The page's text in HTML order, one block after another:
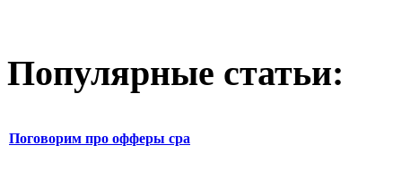
Популярные статьи:
Поговорим про офферы cpa